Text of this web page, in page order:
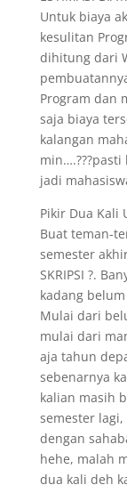
Untuk biaya
kesulitan
dihitung dari
Program dan
saja biaya
kalangan
jadi
Pikir Dua Kali
Buat teman-
semester
SKRIPSI ?.
kadang belum
Mulai dari
mulai dari
aja tahun
sebenarnya
kalian masih
semester
dengan
hehe, malah
dua kali deh